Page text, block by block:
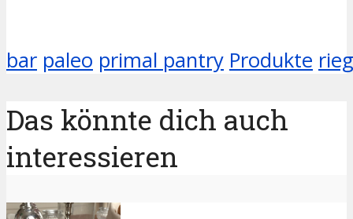
bar paleo primal pantry Produkte
Das könnte dich auch
interessieren